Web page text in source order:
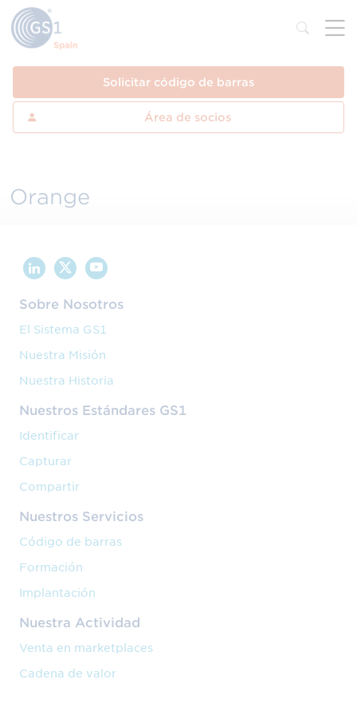
Solicitar código de barras
Área de socios
Orange
Sobre Nosotros
El Sistema GS1
Nuestra Misión
Nuestra Historia
Nuestros Estándares GS1
Identificar
Capturar
Compartir
Nuestros Servicios
Código de barras
Formación
Implantación
Nuestra Actividad
Venta en marketplaces
Cadena de valor